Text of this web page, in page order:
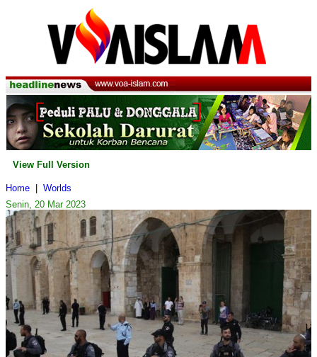
View Full Version
Home
Worlds
Senin, 20 Mar 2023